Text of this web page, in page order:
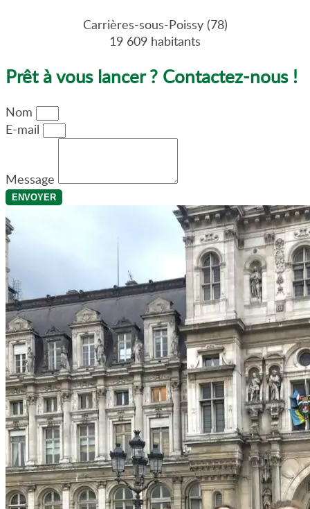
Carrières-sous-Poissy (78)
19 609 habitants
Prêt à vous lancer ? Contactez-nous !
Nom
E-mail
Message
ENVOYER